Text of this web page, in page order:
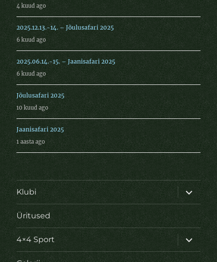
4 kuud ago
2025.12.13.-14. – Jõulusafari 2025
6 kuud ago
2025.06.14.-15. – Jaanisafari 2025
6 kuud ago
Jõulusafari 2025
10 kuud ago
Jaanisafari 2025
1 aasta ago
Klubi
laienda
Üritused
4×4 Sport
laienda